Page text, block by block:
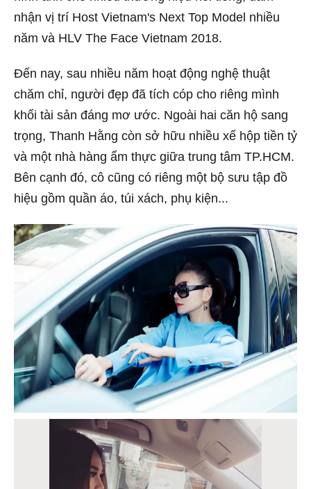
nhận vị trí Host Vietnam's Next Top Model nhiều
năm và HLV The Face Vietnam 2018.
Đến nay, sau nhiều năm hoạt động nghệ thuật
chăm chỉ, người đẹp đã tích cóp cho riêng mình
khối tài sản đáng mơ ước. Ngoài hai căn hộ sang
trọng, Thanh Hằng còn sở hữu nhiều xế hộp tiền tỷ
và một nhà hàng ẩm thực giữa trung tâm TP.HCM.
Bên cạnh đó, cô cũng có riêng một bộ sưu tập đồ
hiệu gồm quần áo, túi xách, phụ kiện...